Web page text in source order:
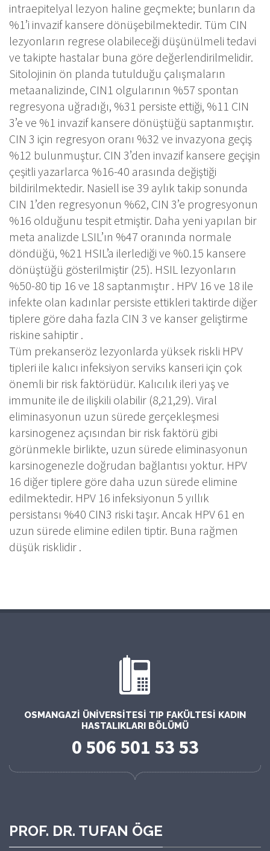
intraepitelyal lezyon haline geçmekte; bunların da
%1’i invazif kansere dönüşebilmektedir. Tüm CIN
lezyonların regrese olabileceği düşünülmeli tedavi
ve takipte hastalar buna göre değerlendirilmelidir.
Sitolojinin ön planda tutulduğu çalışmaların
metaanalizinde, CIN1 olgularının %57 spontan
regresyona uğradığı, %31 persiste ettiği, %11 CIN
3’e ve %1 invazif kansere dönüştüğü saptanmıştır.
CIN 3 için regresyon oranı %32 ve invazyona geçiş
%12 bulunmuştur. CIN 3’den invazif kansere geçişin
çeşitli yazarlarca %16-40 arasında değiştiği
bildirilmektedir. Nasiell ise 39 aylık takip sonunda
CIN 1’den regresyonun %62, CIN 3’e progresyonun
%16 olduğunu tespit etmiştir. Daha yeni yapılan bir
meta analizde LSIL’ın %47 oranında normale
döndüğü, %21 HSIL’a ilerlediği ve %0.15 kansere
dönüştüğü gösterilmiştir (25). HSIL lezyonların
%50-80 tip 16 ve 18 saptanmıştır . HPV 16 ve 18 ile
infekte olan kadınlar persiste ettikleri taktirde diğer
tiplere göre daha fazla CIN 3 ve kanser geliştirme
riskine sahiptir .
Tüm prekanseröz lezyonlarda yüksek riskli HPV
tipleri ile kalıcı infeksiyon serviks kanseri için çok
önemli bir risk faktörüdür. Kalıcılık ileri yaş ve
immunite ile de ilişkili olabilir (8,21,29). Viral
eliminasyonun uzun sürede gerçekleşmesi
karsinogenez açısından bir risk faktörü gibi
görünmekle birlikte, uzun sürede eliminasyonun
karsinogenezle doğrudan bağlantısı yoktur. HPV
16 diğer tiplere göre daha uzun sürede elimine
edilmektedir. HPV 16 infeksiyonun 5 yıllık
persistansı %40 CIN3 riski taşır. Ancak HPV 61 en
uzun sürede elimine edilen tiptir. Buna rağmen
düşük risklidir .
OSMANGAZI ÜNIVERSITESI TIP FAKÜLTESI KADIN
HASTALIKLARI BÖLÜMÜ
0 506 501 53 53
PROF. DR. TUFAN ÖGE